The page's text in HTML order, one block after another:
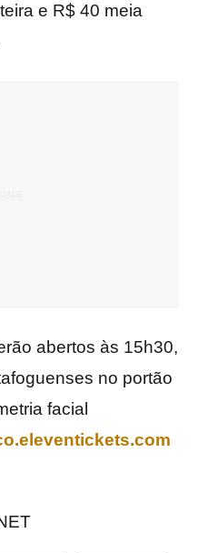
e R$ 40 meia
abertos às 15h30,
no portão
facial